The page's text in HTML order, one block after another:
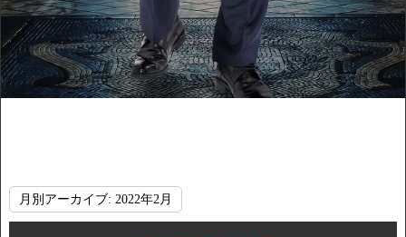
月別アーカイブ: 2022年2月